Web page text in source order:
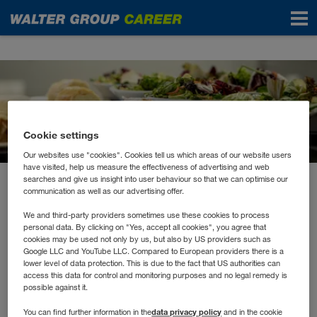
News
DoN – der neue
Gastropartner der WALTER
GROUP
welt:weit, wirts:haus, fleisch:los, grün:zeug und brot:zeit.
Cookie settings
Our websites use "cookies". Cookies tell us which areas of our website users
have visited, help us measure the effectiveness of advertising and web
searches and give us insight into user behaviour so that we can optimise our
communication as well as our advertising offer.
We and third-party providers sometimes use these cookies to process
personal data. By clicking on "Yes, accept all cookies", you agree that
cookies may be used not only by us, but also by US providers such as
Google LLC and YouTube LLC. Compared to European providers there is a
lower level of data protection. This is due to the fact that US authorities can
access this data for control and monitoring purposes and no legal remedy is
possible against it.
You can find further information in thedata privacy policy and in the cookie